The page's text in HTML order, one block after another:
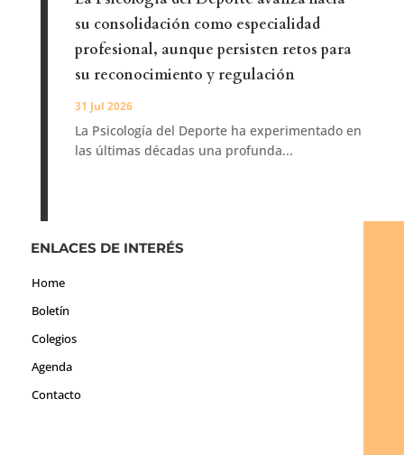
su consolidación como especialidad
profesional, aunque persisten retos para
su reconocimiento y regulación
31 Jul 2026
La Psicología del Deporte ha experimentado en
las últimas décadas una profunda...
ENLACES DE INTERÉS
Home
Boletín
Colegios
Agenda
Contacto